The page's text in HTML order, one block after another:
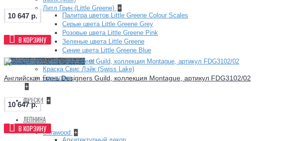
Литл Грин (Little Greene) +
Палитра цветов Little Greene Colour Scales
Серые цвета Little Greene Grey
Розовые цвета Little Greene Pink
Зеленые цвета Little Greene
Синие цвета Little Greene Blue
Фасадные краски
Краска Свис Лэйк (Swiss Lake)
Грунтовка
+
ФРЕСКИ +
ЛЕПНИНА
Ultrawood +
10 647 р.
В КОРЗИНУ
Английская ткань Designers Guild, коллекция Montague, артикул FDG3102/02
10 647 р.
В КОРЗИНУ